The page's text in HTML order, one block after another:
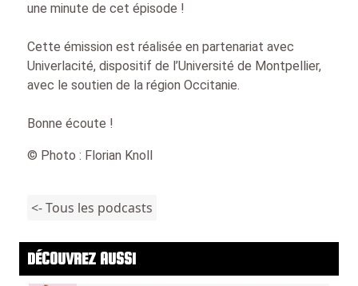
une minute de cet épisode !
Cette émission est réalisée en partenariat avec
Univerlacité, dispositif de l’Université de Montpellier,
avec le soutien de la région Occitanie.
Bonne écoute !
© Photo : Florian Knoll
<- Tous les podcasts
DÉCOUVREZ AUSSI